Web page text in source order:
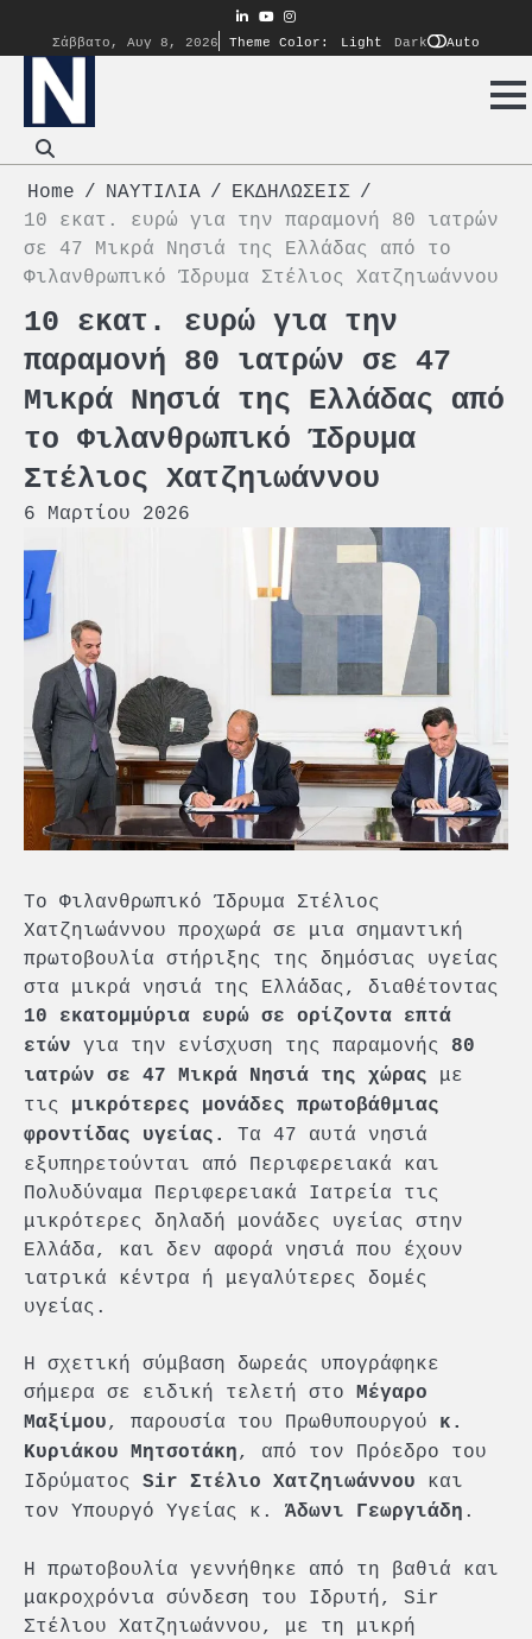
content
linkedin
youtube
instagram
Σάββατο, Αυγ 8, 2026
Theme Color: Light Dark Auto
Home ΝΑΥΤΙΛΙΑ
ΕΚΔΗΛΩΣΕΙΣ
10 εκατ. ευρώ για την παραμονή 80 ιατρών
σε 47 Μικρά Νησιά της Ελλάδας από το
Φιλανθρωπικό Ίδρυμα Στέλιος Χατζηιωάννου
10 εκατ. ευρώ για την
παραμονή 80 ιατρών σε 47
Μικρά Νησιά της Ελλάδας από
το Φιλανθρωπικό Ίδρυμα
Στέλιος Χατζηιωάννου
6 Μαρτίου 2026
Το Φιλανθρωπικό Ίδρυμα Στέλιος
Χατζηιωάννου προχωρά σε μια σημαντική
πρωτοβουλία στήριξης της δημόσιας υγείας
στα μικρά νησιά της Ελλάδας, διαθέτοντας
10 εκατομμύρια ευρώ σε ορίζοντα επτά
ετών για την ενίσχυση της παραμονής 80
ιατρών σε 47 Μικρά Νησιά της χώρας με
τις μικρότερες μονάδες πρωτοβάθμιας
φροντίδας υγείας. Τα 47 αυτά νησιά
εξυπηρετούνται από Περιφερειακά και
Πολυδύναμα Περιφερειακά Ιατρεία τις
μικρότερες δηλαδή μονάδες υγείας στην
Ελλάδα, και δεν αφορά νησιά που έχουν
ιατρικά κέντρα ή μεγαλύτερες δομές
υγείας.
Η σχετική σύμβαση δωρεάς υπογράφηκε
σήμερα σε ειδική τελετή στο Μέγαρο
Μαξίμου, παρουσία του Πρωθυπουργού κ.
Κυριάκου Μητσοτάκη, από τον Πρόεδρο του
Ιδρύματος Sir Στέλιο Χατζηιωάννου και
τον Υπουργό Υγείας κ. Άδωνι Γεωργιάδη .
Η πρωτοβουλία γεννήθηκε από τη βαθιά και
μακροχρόνια σύνδεση του Ιδρυτή, Sir
Στέλιου Χατζηιωάννου, με τη μικρή